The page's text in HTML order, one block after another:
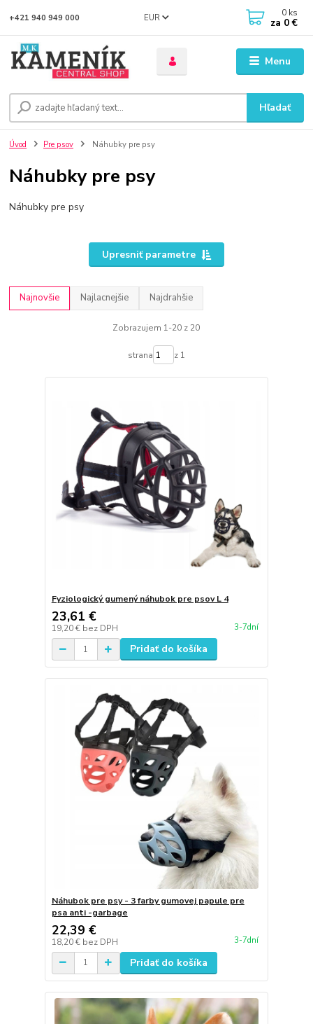
Menu
EUR
Hľadať
+421 940 949 000 0 ks
za 0 €
Úvod Pre psov Náhubky pre psy
Náhubky pre psy
Náhubky pre psy
Upresniť parametre
Najnovšie Najlacnejšie Najdrahšie
Zobrazujem 1-20 z 20
strana z 1
Fyziologický gumený náhubok pre psov L 4
23,61 €
19,20 € bez DPH 3-7dní
Pridať do košíka
Náhubok pre psy - 3 farby gumovej papule pre
psa anti -garbage
22,39 €
18,20 € bez DPH 3-7dní
Pridať do košíka